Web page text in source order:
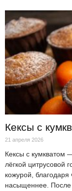
Кексы с
21 апреля 2026
Кексы с кумкватом
лёгкой цитрусовой
кожурой, благодаря
насыщеннее. После